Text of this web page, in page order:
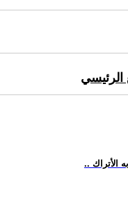
الرئيسي
الأتراك